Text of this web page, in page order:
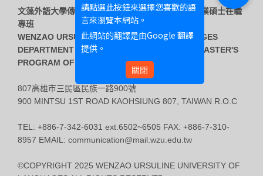
文藻外語大學傳播藝術系 & 傳播藝術系創意藝術產業碩士在職
專班
WENZAO URSULINE UNIVERSITY OF LANGUAGES
DEPARTMENT OF COMMUNICATION ARTS & MASTER'S
PROGRAM OF CREATIVE ARTS INDUSTRIES
807高雄市三民區民族一路900號
900 MINTSU 1ST ROAD KAOHSIUNG 807, TAIWAN R.O.C
TEL: +886-7-342-6031 ext.6502~6505 FAX: +886-7-310-
8957 EMAIL: communication@mail.wzu.edu.tw
©COPYRIGHT 2025 WENZAO URSULINE UNIVERSITY OF
請點選此按鈕來選擇您喜歡的語
言來瀏覽本網站。
此網站的翻譯是由Google 翻譯
提供。
關閉